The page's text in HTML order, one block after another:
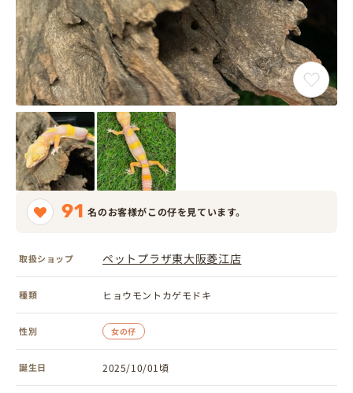
91 名のお客様がこの仔を見ています。
取扱ショップ ペットプラザ東大阪菱江店
種類 ヒョウモントカゲモドキ
性別 女の仔
誕生日 2025/10/01頃